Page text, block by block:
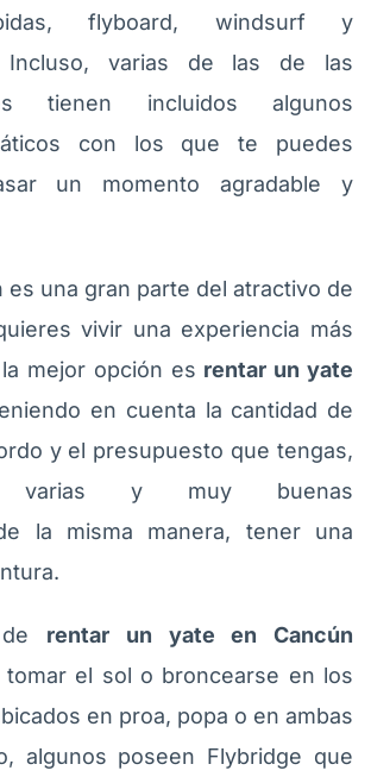
flyboard, windsurf y
Incluso, varias de las de las
tienen incluidos algunos
con los que te puedes
un momento agradable y
es una gran parte del atractivo de
vivir una experiencia más
mejor opción es rentar un yate
en cuenta la cantidad de
y el presupuesto que tengas,
varias y muy buenas
la misma manera, tener una
rentar un yate en Cancún
tomar el sol o broncearse en los
en proa, popa o en ambas
algunos poseen Flybridge que